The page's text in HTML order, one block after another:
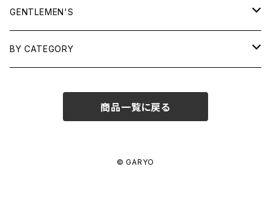
TOPS
SHIRTS
OUTERWEAR
GENTLEMEN'S
TOPS
BY CATEGORY
商品一覧に戻る
© GARYO